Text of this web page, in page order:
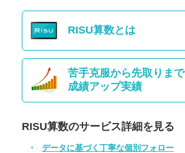
RISU算数とは
苦手克服から先取りまで
成績アップ実績
RISU算数のサービス詳細を見る
データに基づく丁寧な個別フォロー